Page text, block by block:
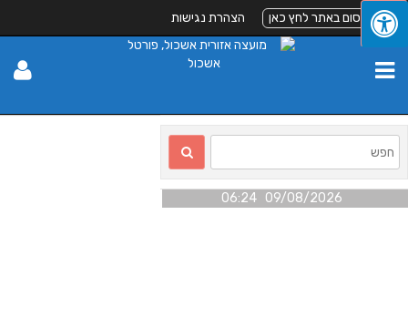
לפרסום באתר לחץ כאן הצהרת נגישות
09/08/2026 06:24